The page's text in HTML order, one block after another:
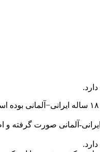
خبرگزاری‌ها در حالی از تیراندازی در مرکز خرید المپیا در شمال شهر مونیخ خبر داده‌اند که بر اساس
عاملان این حمله مرگبار سه تن اعلام شده بود اما حالا پلیس مونیخ اعلام کرده که این